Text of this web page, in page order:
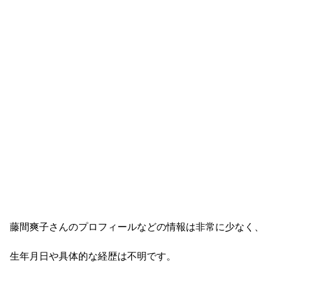
藤間爽子さんのプロフィールなどの情報は非常に少なく、
生年月日や具体的な経歴は不明です。